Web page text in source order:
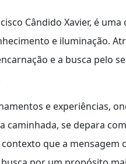
Cândido Xavier, é
e iluminação.
e a busca pelo
e experiências,
se depara
que a mensagem